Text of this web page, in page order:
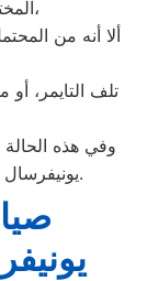
المختلفة، وبالرغم من مميزاته العديدة،
ألا أنه من
تلف التايمر،
وفي هذه
يونيفرسال النزهه الجديدة لعمل الإصلاحات اللازمة.